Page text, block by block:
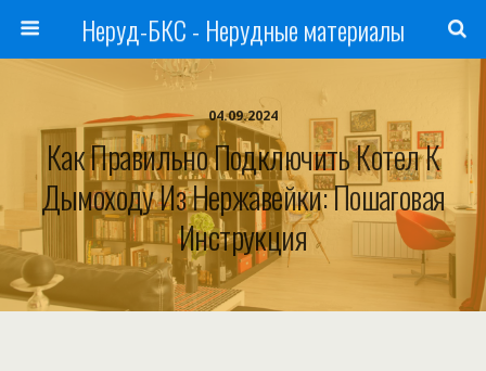
Неруд-БКС - Нерудные материалы
04.09.2024
Как Правильно Подключить Котел К
Дымоходу Из Нержавейки: Пошаговая
Инструкция